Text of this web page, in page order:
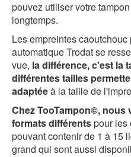
pouvez utiliser votre
longtemps.
Les empreintes
automatique Trodat se
vue, la différence, c'est la
différentes tailles
adaptéeà la taille de
Chez TooTampon©,
formats différentspour les
pouvant contenir de 1 à 15
grand qui sont aussi